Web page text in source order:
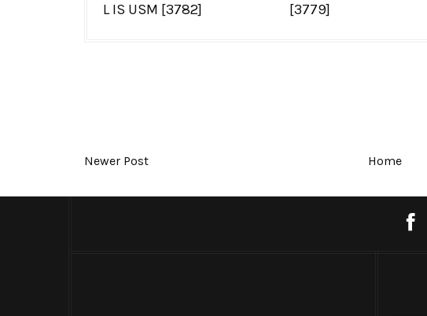
L IS USM [3782]
[3779]
Newer Post Home